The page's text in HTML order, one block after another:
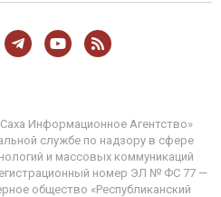
Информационное Агентство»
службе по надзору в сфере
и массовых коммуникаций
номер ЭЛ № ФС 77 —
общество «Республиканский